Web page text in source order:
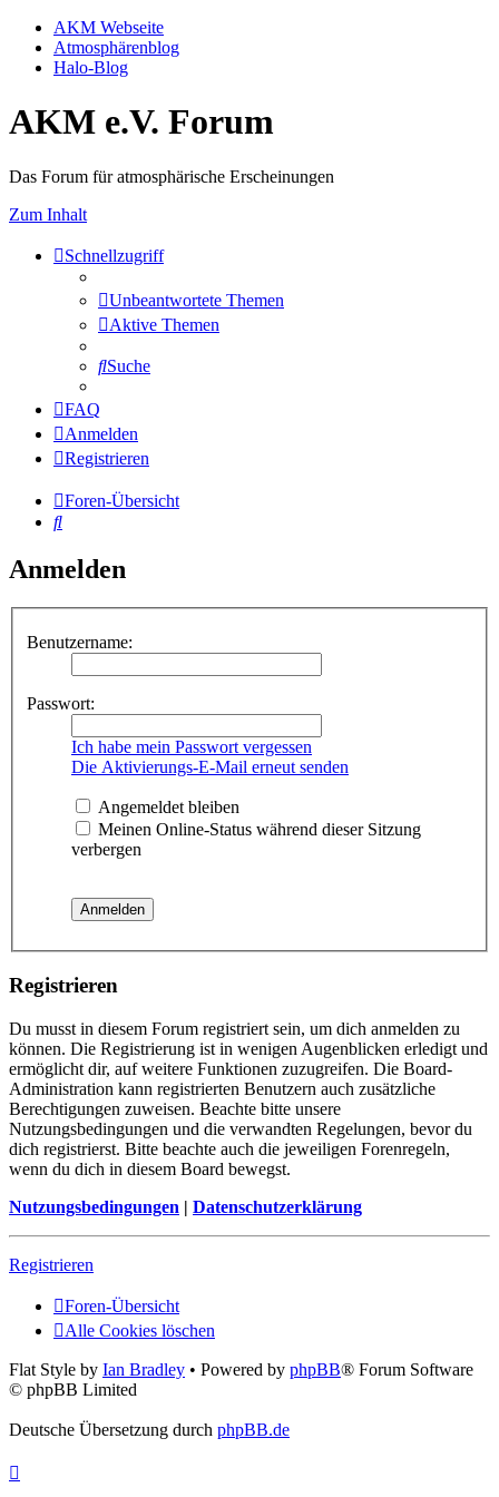
AKM Webseite
Atmosphärenblog
Halo-Blog
AKM e.V. Forum
Das Forum für atmosphärische Erscheinungen
Zum Inhalt
Schnellzugriff
Unbeantwortete Themen
Aktive Themen
Suche
FAQ
Anmelden
Registrieren
Foren-Übersicht
Suche
Anmelden
Benutzername:
Passwort:
Ich habe mein Passwort vergessen
Die Aktivierungs-E-Mail erneut senden
Angemeldet bleiben
Meinen Online-Status während dieser Sitzung
verbergen
Registrieren
Du musst in diesem Forum registriert sein, um dich anmelden zu
können. Die Registrierung ist in wenigen Augenblicken erledigt und
ermöglicht dir, auf weitere Funktionen zuzugreifen. Die Board-
Administration kann registrierten Benutzern auch zusätzliche
Berechtigungen zuweisen. Beachte bitte unsere
Nutzungsbedingungen und die verwandten Regelungen, bevor du
dich registrierst. Bitte beachte auch die jeweiligen Forenregeln,
wenn du dich in diesem Board bewegst.
Nutzungsbedingungen | Datenschutzerklärung
Registrieren
Foren-Übersicht
Alle Cookies löschen
Flat Style by Ian Bradley • Powered by phpBB® Forum Software
© phpBB Limited
Deutsche Übersetzung durch phpBB.de